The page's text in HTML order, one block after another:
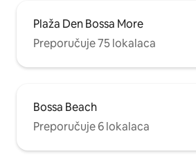
Plaža Den Bossa More
Preporučuje 75 lokalaca
Bossa Beach
Preporučuje 6 lokalaca